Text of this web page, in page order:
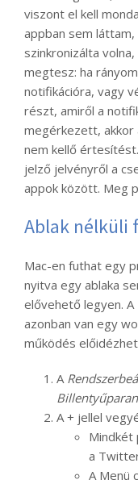
viszont el kell
appban sem
szinkronizálta
megtesz: ha
notifikációra, vagy
részt, amiről a
megérkezett,
nem kellő
jelző jelvényről a
appok között. Meg
Ablak nélküli
Mac-en futhat egy
nyitva egy ablaka
elővehető legyen.
azonban van egy
működés
A
A + jellel
Mindkét
a
A Menü